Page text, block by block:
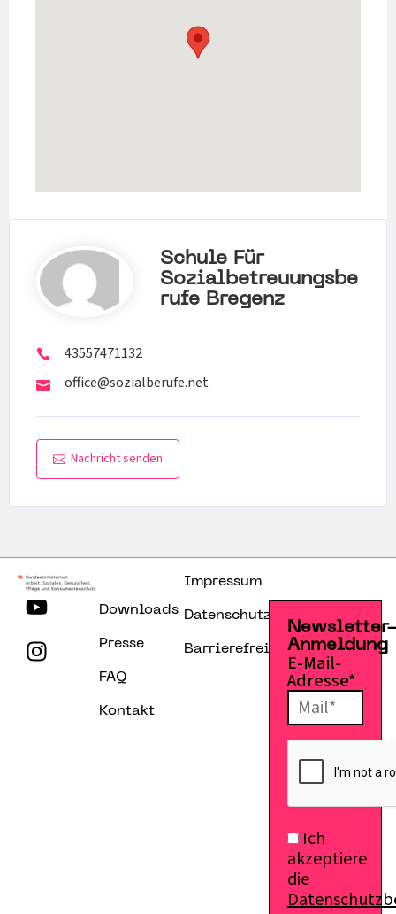
Schule Für
Sozialbetreuungsbe
Rufe Bregenz
43557471132
office@sozialberufe.net
Nachricht senden
Downloads
Presse
FAQ
Kontakt
Impressum
Datenschutzerklärung
Barrierefreiheitserklärung
Anmeldung
E-Mail-
Adresse*
Ich
akzeptiere
die